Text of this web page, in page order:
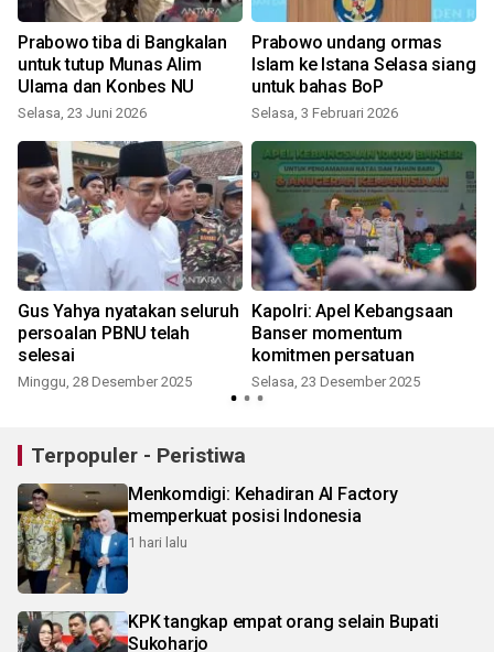
Prabowo tiba di Bangkalan
untuk tutup Munas Alim
Ulama dan Konbes NU
Selasa, 23 Juni 2026
Prabowo undang ormas
Islam ke Istana Selasa siang
untuk bahas BoP
Selasa, 3 Februari 2026
Gus Yahya nyatakan seluruh
persoalan PBNU telah
selesai
Minggu, 28 Desember 2025
Kapolri: Apel Kebangsaan
Banser momentum
komitmen persatuan
Selasa, 23 Desember 2025
Terpopuler - Peristiwa
Menkomdigi: Kehadiran AI Factory
memperkuat posisi Indonesia
1 hari lalu
KPK tangkap empat orang selain Bupati
Sukoharjo